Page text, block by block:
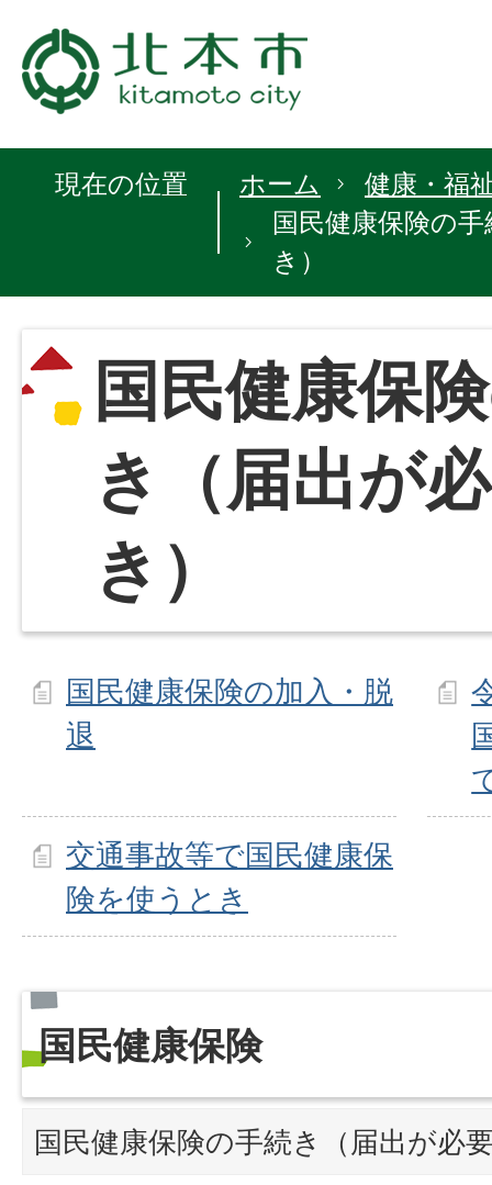
現在の位置 ホーム
健康・福
国民健康保険の
き）
国民健康保
き（届出が
き）
国民健康保険の加入・脱
退
交通事故等で国民健康保
険を使うとき
国民健康保険
国民健康保険の手続き（届出が必